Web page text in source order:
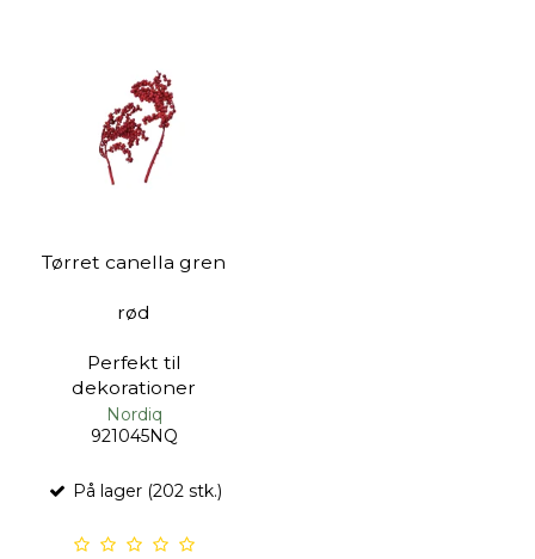
Tørret canella gren
rød
Perfekt til
dekorationer
Nordiq
921045NQ
På lager (202 stk.)